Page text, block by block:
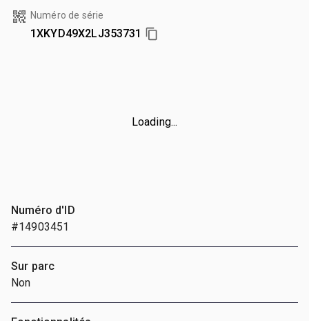
Numéro de série
1XKYD49X2LJ353731
Loading...
Numéro d'ID
#14903451
Sur parc
Non